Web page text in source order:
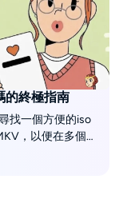
的終極指南
找一個方便的iso
，以便在多個移
能將Bluray/DVD